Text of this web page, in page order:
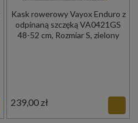
Kask rowerowy Vayox Enduro z
odpinaną szczęką VA0421GS
48-52 cm, Rozmiar S, zielony
239,00 zł